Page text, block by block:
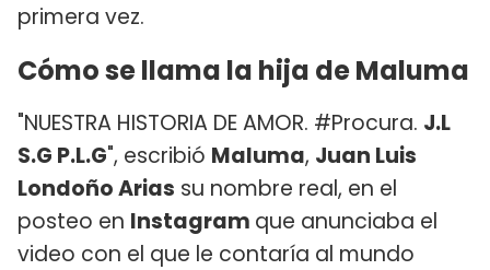
primera vez.
Cómo se llama la hija de Maluma
"NUESTRA HISTORIA DE AMOR. #Procura. J.L
S.G P.L.G", escribió Maluma, Juan Luis
Londoño Arias su nombre real, en el
posteo en Instagram que anunciaba el
video con el que le contaría al mundo